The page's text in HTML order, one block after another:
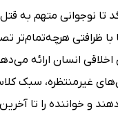
نوجوانی متهم به
با ظرافتی هرچه‌تمام‌تر
انسان ارائه
غیرمنتظره، سبک
و خواننده را تا